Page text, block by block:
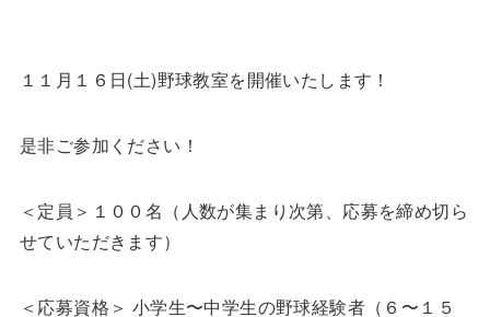
１１月１６日(土)野球教室を開催いたします！
是非ご参加ください！
＜定員＞１００名（人数が集まり次第、応募を締め切ら
せていただきます）
＜応募資格＞ 小学生〜中学生の野球経験者（６〜１５